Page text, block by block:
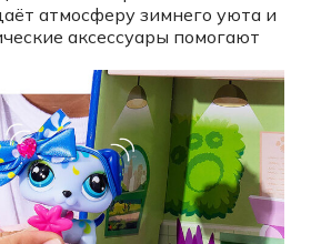
атмосферу зимнего уюта и
аксессуары помогают